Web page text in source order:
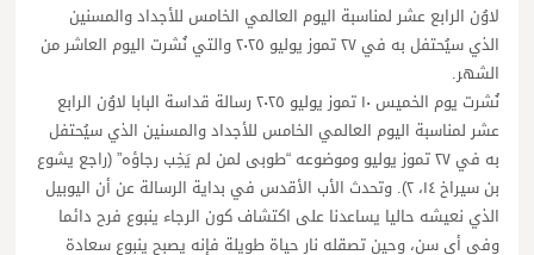
لاوُن الرابع عشر لمناسبة اليوم العالمي الخامس للأجداد والمسنين
الذي سيُحتفل به في ٢٧ تموز يوليو ٢٠٢٥ والتي نُشرت اليوم العاشر من
الشهر.
نُشرت يوم الخميس ١٠ تموز يوليو ٢٠٢٥ رسالة قداسة البابا لاوُن الرابع
عشر لمناسبة اليوم العالمي الخامس للأجداد والمسنين الذي سيُحتفل
به في ٢٧ تموز يوليو وموضوعه “طوبى لمن لم يَخِب رجاؤه” (راجع يشوع
بن سيراخ ١٤، ٢). وتحدث الأب الأقدس في بداية الرسالة عن أن اليوبيل
الذي نعيشه حاليا يساعدنا على اكتشاف كون الرجاء ينبوع فرح دائما
وفي أي سن، وحين تصقله نار حياة طويلة فإنه يصبح ينبوع سعادة